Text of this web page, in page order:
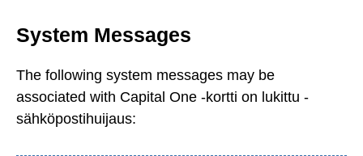
System Messages
The following system messages may be
associated with Capital One -kortti on lukittu -
sähköpostihuijaus: